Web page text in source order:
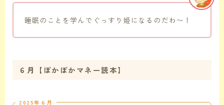
睡眠のことを学んでぐっすり姫になるのだわ〜！
６月【ぽかぽかマネー読本】
2025年６月